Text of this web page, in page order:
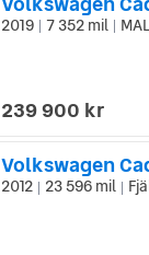
2019 7 352 mil
239 900 kr
Volkswagen
2012 23 596 mil